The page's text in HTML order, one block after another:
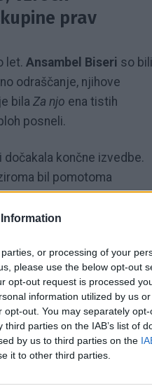
or processing of your
please use the below opt-out
opt-out request is processed
information utilized by us
out. You may separately
parties on the IAB’s list of
by us to third parties on the
it to other third parties.
prav
let. Ansambel Biseri so bili
odraščanje, njihove
bila Za njo ena tistih
posneli.
končne izvedbe.
bil pomotoma
dobila letos v oddaji
na YouTubu pa je